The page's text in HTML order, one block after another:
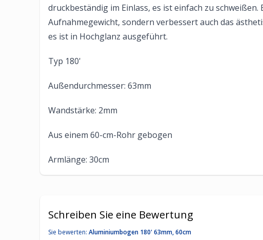
druckbeständig im Einlass, es ist einfach zu
Aufnahmegewicht, sondern verbessert auch das
es ist in Hochglanz ausgeführt.
Typ 180'
Außendurchmesser: 63mm
Wandstärke: 2mm
Aus einem 60-cm-Rohr gebogen
Armlänge: 30cm
Schreiben Sie eine Bewertung
Sie bewerten: Aluminiumbogen 180' 63mm, 60cm